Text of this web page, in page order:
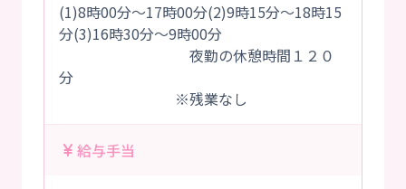
(1)8時00分～17時00分(2)9時15分～18時15
分(3)16時30分～9時00分
夜勤の休憩時間１２０
分
※残業なし
給与手当